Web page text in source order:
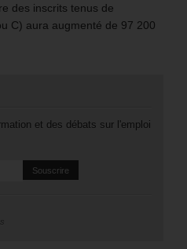
des inscrits tenus de
C) aura augmenté de 97 200
et des débats sur l'emploi